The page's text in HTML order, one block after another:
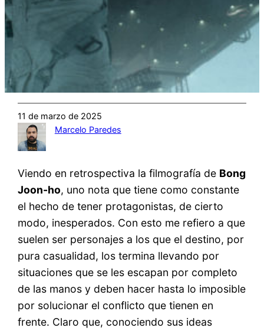
11 de marzo de 2025
Marcelo Paredes
Viendo en retrospectiva la filmografía de Bong
Joon-ho, uno nota que tiene como constante
el hecho de tener protagonistas, de cierto
modo, inesperados. Con esto me refiero a que
suelen ser personajes a los que el destino, por
pura casualidad, los termina llevando por
situaciones que se les escapan por completo
de las manos y deben hacer hasta lo imposible
por solucionar el conflicto que tienen en
frente. Claro que, conociendo sus ideas